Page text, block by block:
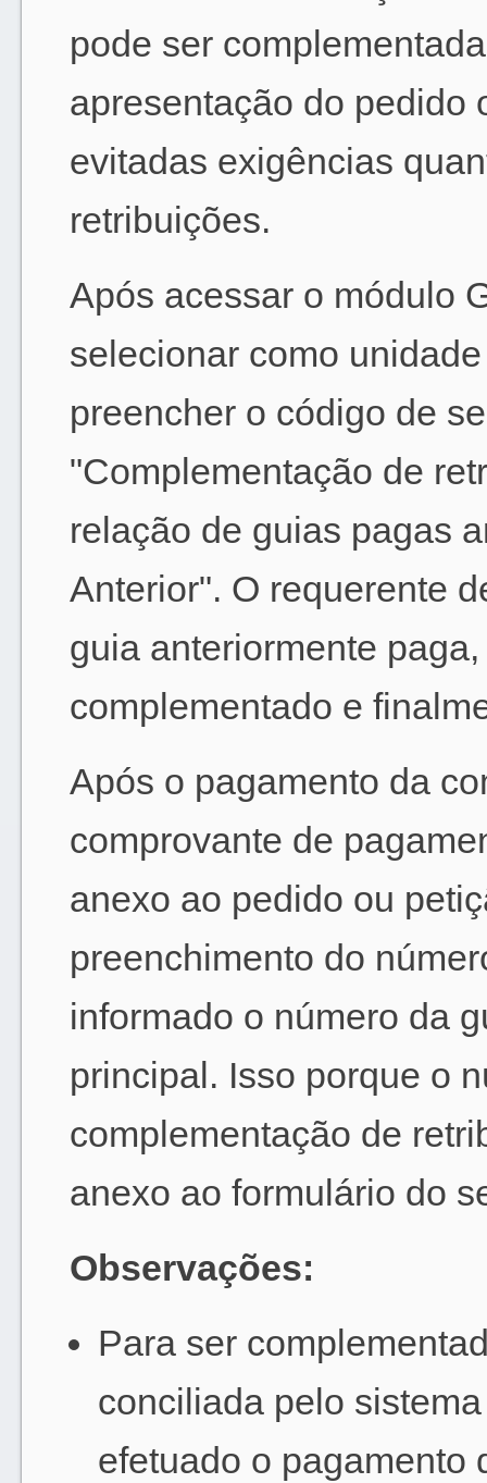
pode ser
apresentação do pedido
evitadas exigências
retribuições.
Após acessar o módulo
selecionar como
preencher o código de
"Complementação de
relação de guias pagas
Anterior". O requerente
guia anteriormente
complementado e
Após o pagamento da
comprovante de
anexo ao pedido ou
preenchimento do
informado o número da
principal. Isso porque o
complementação de
anexo ao formulário do
Observações:
Para ser
conciliada pelo
efetuado o pagamento